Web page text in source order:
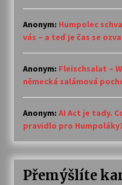
Anonym: Humpolec
vás – a teď je čas se
Anonym: Fleischsalat –
německá salámová
Anonym: AI Act je tady.
pravidlo pro
Přemýšlíte